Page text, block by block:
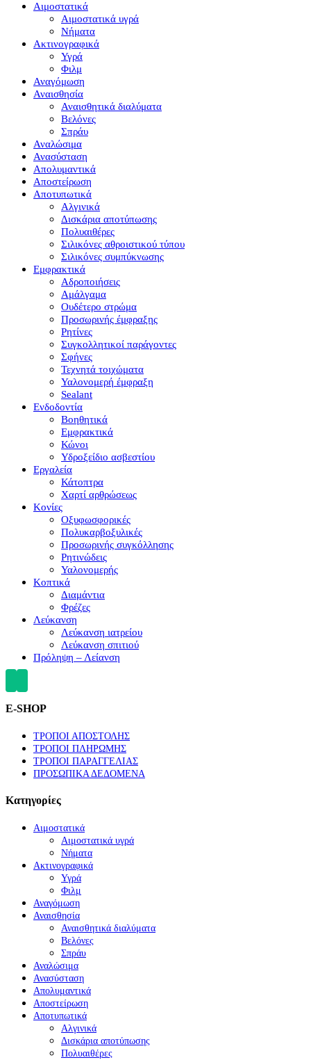
Αιμοστατικά
Αιμοστατικά υγρά
Νήματα
Ακτινογραφικά
Υγρά
Φιλμ
Αναγόμωση
Αναισθησία
Αναισθητικά διαλύματα
Βελόνες
Σπράυ
Αναλώσιμα
Ανασύσταση
Απολυμαντικά
Αποστείρωση
Αποτυπωτικά
Αλγινικά
Δισκάρια αποτύπωσης
Πολυαιθέρες
Σιλικόνες αθροιστικού τύπου
Σιλικόνες συμπύκνωσης
Εμφρακτικά
Αδροποιήσεις
Αμάλγαμα
Ουδέτερο στρώμα
Προσωρινής έμφραξης
Ρητίνες
Συγκολλητικοί παράγοντες
Σφήνες
Τεχνητά τοιχώματα
Υαλονομερή έμφραξη
Sealant
Ενδοδοντία
Βοηθητικά
Εμφρακτικά
Κώνοι
Υδροξείδιο ασβεστίου
Εργαλεία
Κάτοπτρα
Χαρτί αρθρώσεως
Κονίες
Οξυφωσφορικές
Πολυκαρβοξυλικές
Προσωρινής συγκόλλησης
Ρητινώδεις
Υαλονομερής
Κοπτικά
Διαμάντια
Φρέζες
Λεύκανση
Λεύκανση ιατρείου
Λεύκανση σπιτιού
Πρόληψη – Λείανση
E-SHOP
ΤΡΟΠΟΙ ΑΠΟΣΤΟΛΗΣ
ΤΡΟΠΟΙ ΠΛΗΡΩΜΗΣ
ΤΡΟΠΟΙ ΠΑΡΑΓΓΕΛΙΑΣ
ΠΡΟΣΩΠΙΚΑ ΔΕΔΟΜΕΝΑ
Κατηγορίες
Αιμοστατικά
Αιμοστατικά υγρά
Νήματα
Ακτινογραφικά
Υγρά
Φιλμ
Αναγόμωση
Αναισθησία
Αναισθητικά διαλύματα
Βελόνες
Σπράυ
Αναλώσιμα
Ανασύσταση
Απολυμαντικά
Αποστείρωση
Αποτυπωτικά
Αλγινικά
Δισκάρια αποτύπωσης
Πολυαιθέρες